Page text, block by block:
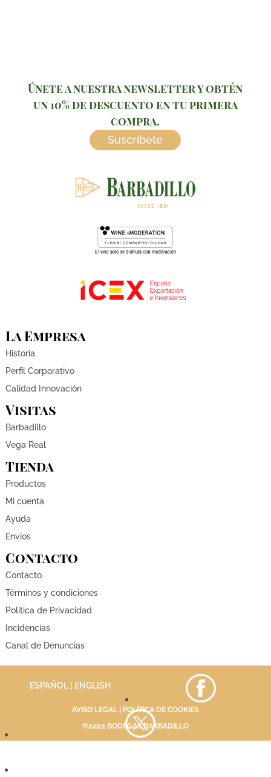
Únete a nuestra newsletter y obtén
un 10% de descuento en tu primera
compra.
Suscríbete
La Empresa
Historia
Perfil Corporativo
Calidad Innovación
Visitas
Barbadillo
Vega Real
Tienda
Productos
Mi cuenta
Ayuda
Envíos
Contacto
Contacto
Términos y condiciones
Política de Privacidad
Incidencias
Canal de Denuncias
ESPAÑOL | ENGLISH
AVISO LEGAL
POLÍTICA DE COOKIES
©2022 BODEGAS BARBADILLO